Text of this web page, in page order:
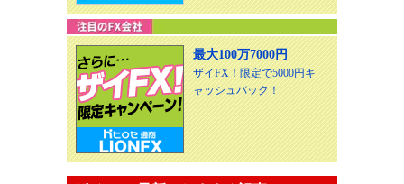
最大100万7000円
ザイFX！限定で5000円キ
ャッシュバック！